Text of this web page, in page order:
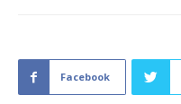
Facebook